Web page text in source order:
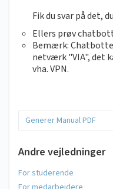
Fik du svar på det,
Ellers prøv
Bemærk:
netværk "VIA", det
vha. VPN.
Generer Manual PDF
Andre vejledninger
For studerende